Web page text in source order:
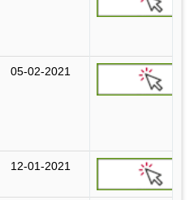
05-02-2021
12-01-2021